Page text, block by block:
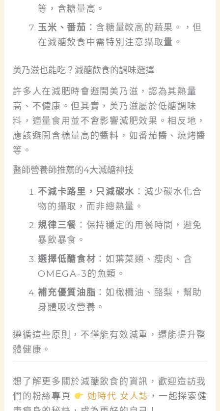
等，含糖量高。
玉米、番茄 ：含糖量較高的蔬果。
，但
在減醣飲食中需特別注意攝取量。
美乃滋也能吃？減醣飲食的調味選擇
許多人在減肥時會避開美乃滋，認為其熱量
高、不健康。但其實，美乃滋屬於低醣調味
料，適量食用並不會影響減肥效果。 相反地，
應該避開含糖量高的醬料，如番茄醬、燒烤醬
等。
醫師營養師推薦的4大減醣神技
不減卡路里，只減碳水 ：​ 減少碳水化合
物的攝取，而非總熱量。
規律三餐 ：​ 保持穩定的用餐時間，避免
暴飲暴食。
選擇低醣食材 ：​如葉菜類、瘦肉、含
OMEGA-3的魚類。
補充優質油脂 ：​如橄欖油、酪梨，幫助
身體吸收營養。
遵循這些原則，不僅能有效減重，還能提升整
體健康。
想了解更多關於減醣飲食的資訊，歡迎造訪我
們的粉絲專頁
她時代 女人誌 ，一起探索健